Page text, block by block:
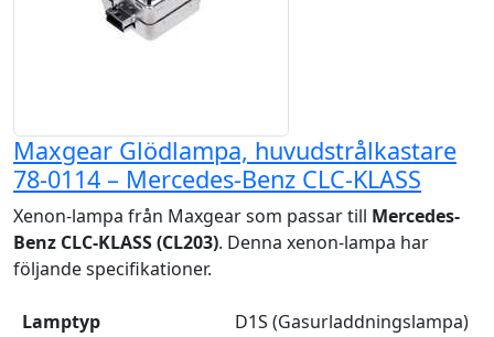
Maxgear Glödlampa, huvudstrålkastare
78-0114 – Mercedes-Benz CLC-KLASS
Xenon-lampa från Maxgear som passar till Mercedes-
Benz CLC-KLASS (CL203). Denna xenon-lampa har
följande specifikationer.
Lamptyp
D1S (Gasurladdningslampa)